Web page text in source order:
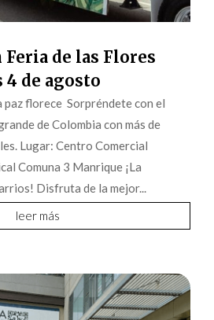
de las Flores
4 de agosto
paz florece Sorpréndete con el
de Colombia con más de
Lugar: Centro Comercial
Comuna 3 Manrique ¡La
Disfruta de la mejor...
leer más